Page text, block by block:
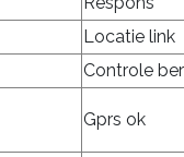
Locatie link
Controle
Gprs ok